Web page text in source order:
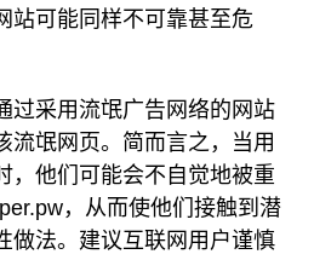
站可能同样不可靠甚至危
过采用流氓广告网络的网站
流氓网页。简而言之，当用
，他们可能会不自觉地被重
，从而使他们接触到潜
做法。建议互联网用户谨慎